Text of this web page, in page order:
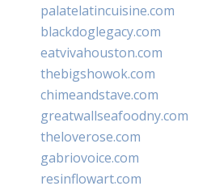
palatelatincuisine.com
blackdoglegacy.com
eatvivahouston.com
thebigshowok.com
chimeandstave.com
greatwallseafoodny.com
theloverose.com
gabriovoice.com
resinflowart.com